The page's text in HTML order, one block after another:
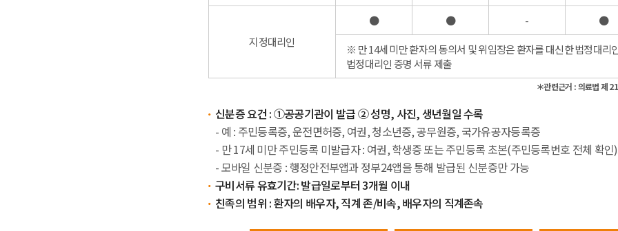
지정대리인
● ● - ●
※ 만 14세 미만 환자의 동의서 및 위임장은 환자를 대신한 법정대리
법정대리인 증명 서류 제출
＊관련근거 : 의료법 제
신분증 요건 : ①공공기관이 발급 ② 성명, 사진, 생년월일 수록
- 예 : 주민등록증, 운전면허증, 여권, 청소년증, 공무원증, 국가유공자등록증
- 만 17세 미만 주민등록 미발급자 : 여권, 학생증 또는 주민등록 초본(주민등록번호 전체 확
- 모바일 신분증 : 행정안전부앱과 정부24앱을 통해 발급된 신분증만 가능
구비서류 유효기간: 발급일로부터 3개월 이내
친족의 범위 : 환자의 배우자, 직계 존/비속, 배우자의 직계존속